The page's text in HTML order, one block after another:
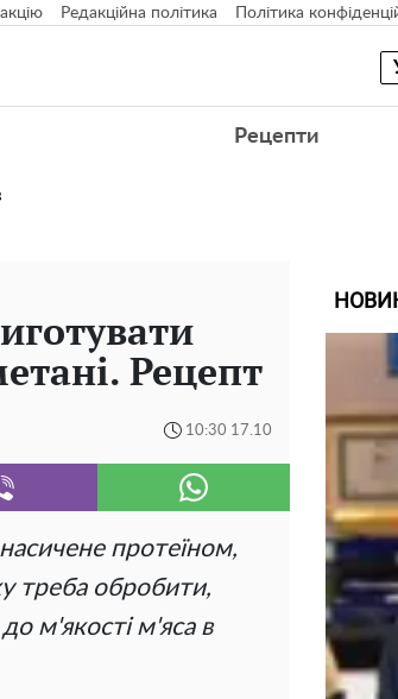
Редакційна політика Політика
Рецепти
Рецепт
10:30 17.10
протеїном,
треба обробити,
м'якості м'яса в